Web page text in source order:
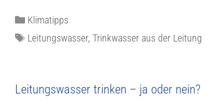
Klimatipps
Leitungswasser, Trinkwasser aus der Leitung
Leitungswasser trinken – ja oder nein?